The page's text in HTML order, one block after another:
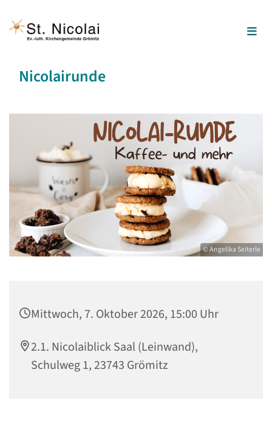
Nicolairunde
© Angelika Seiterle
Mittwoch, 7. Oktober 2026, 15:00 Uhr
2.1. Nicolaiblick Saal (Leinwand),
Schulweg 1, 23743 Grömitz